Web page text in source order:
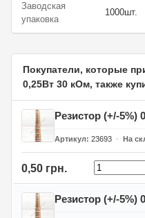
Заводская
упаковка
1000шт.
Покупатели, которые
0,25Вт 30 кОм, также
Резистор (+/-5%)
Артикул 23693 На
0,50 грн.
Резистор (+/-5%)